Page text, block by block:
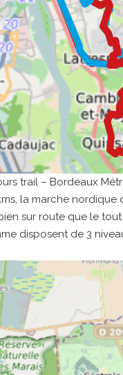
trail – Bordeaux
la marche
sur route que le
disposent de 3